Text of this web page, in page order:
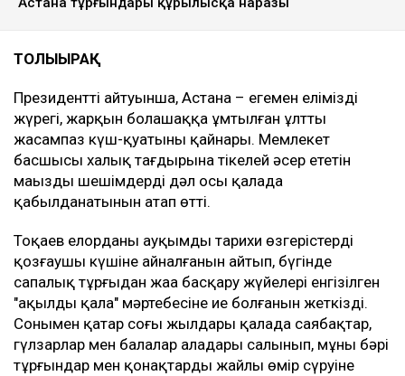
ТОЛЫҒЫРАҚ
Президенттің айтуынша, Астана – егемен еліміздің
жүрегі, жарқын болашаққа ұмтылған ұлттың
жасампаз күш-қуатының қайнары. Мемлекет
басшысы халық тағдырына тікелей әсер ететін
маңызды шешімдердің дәл осы қалада
қабылданатынын атап өтті.
Тоқаев елорданың ауқымды тарихи өзгерістердің
қозғаушы күшіне айналғанын айтып, бүгінде
сапалық тұрғыдан жаңа басқару жүйелері енгізілген
"ақылды қала" мәртебесіне ие болғанын жеткізді.
Сонымен қатар соңғы жылдары қалада саябақтар,
гүлзарлар мен балалар алаңдары салынып, мұның бәрі
тұрғындар мен қонақтардың жайлы өмір сүруіне